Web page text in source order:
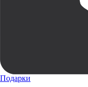
Подарки